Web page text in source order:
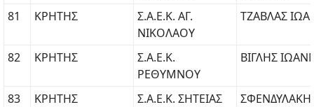
81
ΚΡΗΤΗΣ
Σ.Α.Ε.Κ. ΑΓ.
ΝΙΚΟΛΑΟΥ
ΤΖΑΒΛΑΣ
82 ΚΡΗΤΗΣ
Σ.Α.Ε.Κ.
ΡΕΘΥΜΝΟΥ
ΒΙΓΛΗΣ
83 ΚΡΗΤΗΣ Σ.Α.Ε.Κ. ΣΗΤΕΙΑΣ